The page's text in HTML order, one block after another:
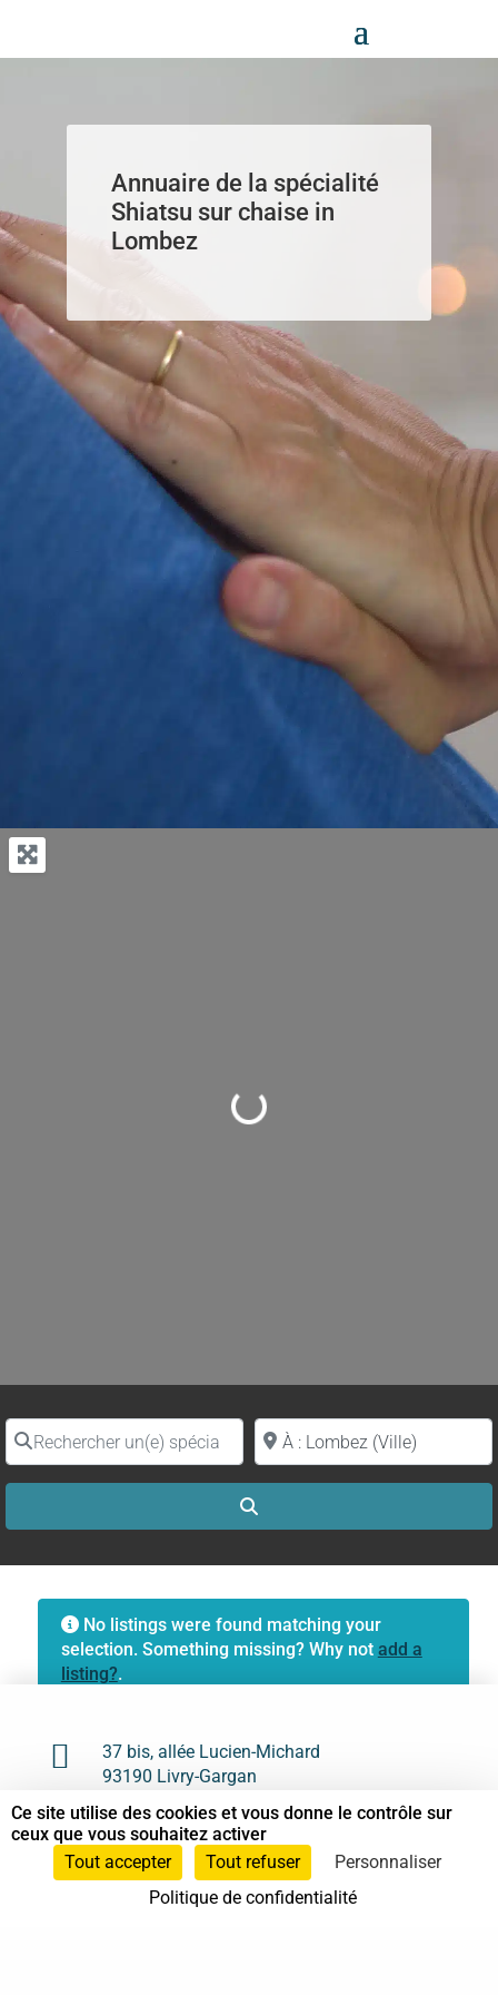
Annuaire de la spécialité
Shiatsu sur chaise in
Lombez
Loading...
Rechercher un(e) spécialiste par nomProche de (ville ou région)
No listings were found matching your
selection. Something missing? Why not add a
listing?.

37 bis, allée Lucien-Michard
93190 Livry-Gargan
 06 61 87 28 09
 Nous contacter
Ce site utilise des cookies et vous donne le contrôle sur
ceux que vous souhaitez activer
Tout accepter
Tout refuser
Personnaliser
Politique de confidentialité